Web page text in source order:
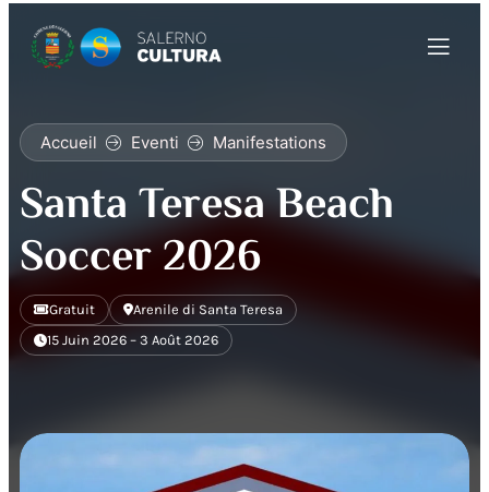
Accueil Eventi Manifestations
Santa Teresa Beach
Soccer 2026
Gratuit
Arenile di Santa Teresa
15 Juin 2026 – 3 Août 2026